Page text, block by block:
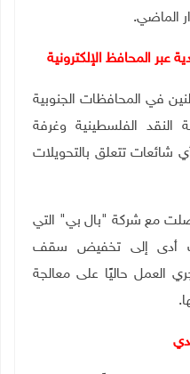
الماضي.
المحافظ الإلكترونية
في المحافظات الجنوبية
الفلسطينية وغرفة
شائعات تتعلق بالتحويلات
مع شركة "بال بي" التي
أدى إلى تخفيض سقف
شيقل، ويجري العمل حاليًا على معالجة
.